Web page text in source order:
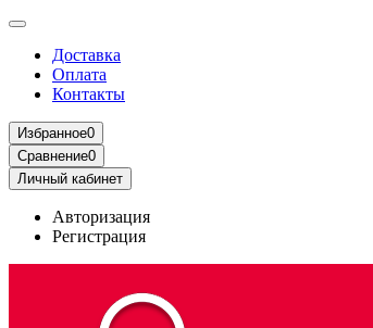
Доставка
Оплата
Контакты
Избранное0
Сравнение0
Личный кабинет
Авторизация
Регистрация